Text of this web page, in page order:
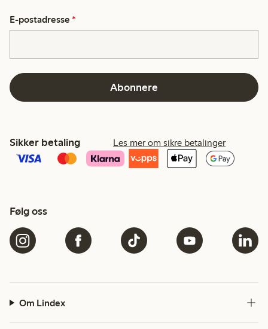
E-postadresse *
Abonnere
Sikker betaling Les mer om sikre betalinger
Følg oss
Om Lindex